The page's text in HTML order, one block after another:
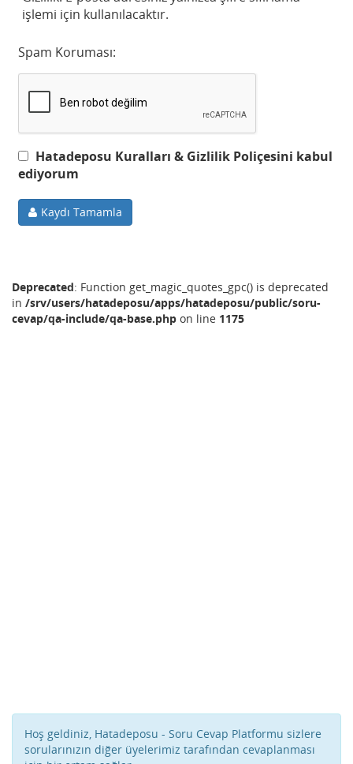
işlemi için kullanılacaktır.
Spam Koruması:
Hatadeposu Kuralları & Gizlilik Poliçesini kabul
ediyorum
Kaydı Tamamla
Deprecated: Function get_magic_quotes_gpc() is deprecated
in /srv/users/hatadeposu/apps/hatadeposu/public/soru-
cevap/qa-include/qa-base.php on line 1175
Hoş geldiniz, Hatadeposu - Soru Cevap Platformu sizlere
sorularınızın diğer üyelerimiz tarafından cevaplanması